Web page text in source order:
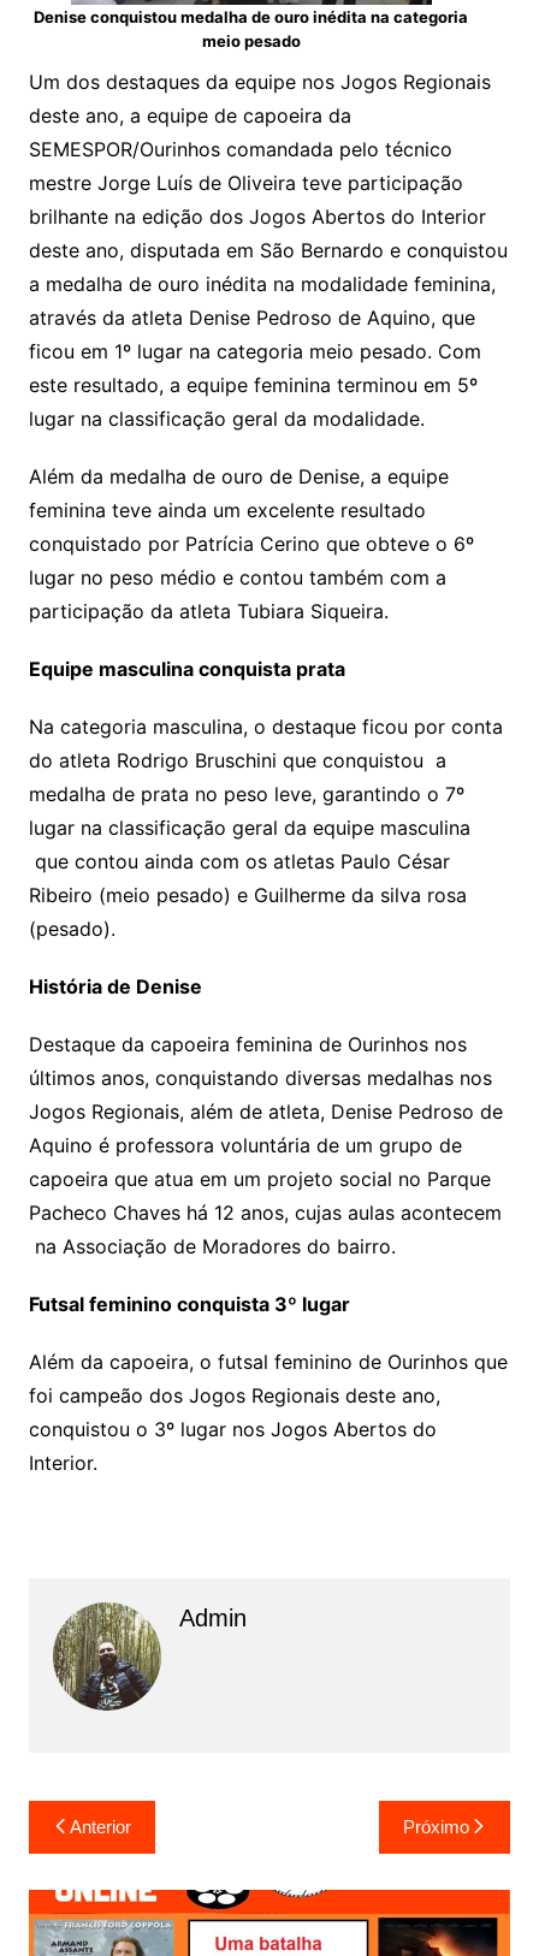
Denise conquistou medalha de ouro inédita na categoria
meio pesado
Um dos destaques da equipe nos Jogos Regionais
deste ano, a equipe de capoeira da
SEMESPOR/Ourinhos comandada pelo técnico
mestre Jorge Luís de Oliveira teve participação
brilhante na edição dos Jogos Abertos do Interior
deste ano, disputada em São Bernardo e conquistou
a medalha de ouro inédita na modalidade feminina,
através da atleta Denise Pedroso de Aquino, que
ficou em 1º lugar na categoria meio pesado. Com
este resultado, a equipe feminina terminou em 5º
lugar na classificação geral da modalidade.
Além da medalha de ouro de Denise, a equipe
feminina teve ainda um excelente resultado
conquistado por Patrícia Cerino que obteve o 6º
lugar no peso médio e contou também com a
participação da atleta Tubiara Siqueira.
Equipe masculina conquista prata
Na categoria masculina, o destaque ficou por conta
do atleta Rodrigo Bruschini que conquistou a
medalha de prata no peso leve, garantindo o 7º
lugar na classificação geral da equipe masculina
que contou ainda com os atletas Paulo César
Ribeiro (meio pesado) e Guilherme da silva rosa
(pesado).
História de Denise
Destaque da capoeira feminina de Ourinhos nos
últimos anos, conquistando diversas medalhas nos
Jogos Regionais, além de atleta, Denise Pedroso de
Aquino é professora voluntária de um grupo de
capoeira que atua em um projeto social no Parque
Pacheco Chaves há 12 anos, cujas aulas acontecem
na Associação de Moradores do bairro.
Futsal feminino conquista 3º lugar
Além da capoeira, o futsal feminino de Ourinhos que
foi campeão dos Jogos Regionais deste ano,
conquistou o 3º lugar nos Jogos Abertos do
Interior.
Admin
a
v
e
Anterior Próximo